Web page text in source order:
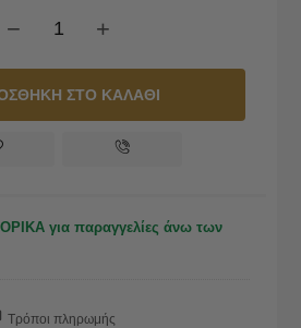
+
−
ΣΤΟ ΚΑΛΑΘΙ
για παραγγελίες άνω των
Τρόποι πληρωμής